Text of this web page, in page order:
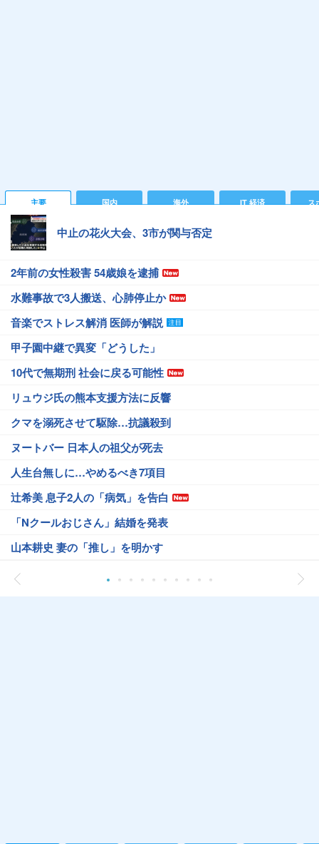
主要 国内 海外 IT 経済 ス
中止の花火大会、3市が関与否定
2年前の女性殺害 54歳娘を逮捕
水難事故で3人搬送、心肺停止か
音楽でストレス解消 医師が解説
甲子園中継で異変「どうした」
10代で無期刑 社会に戻る可能性
リュウジ氏の熊本支援方法に反響
クマを溺死させて駆除…抗議殺到
ヌートバー 日本人の祖父が死去
人生台無しに…やめるべき7項目
辻希美 息子2人の「病気」を告白
「Nクールおじさん」結婚を発表
山本耕史 妻の「推し」を明かす